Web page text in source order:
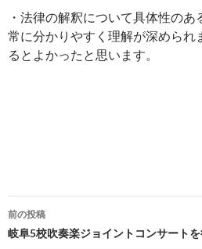
・法律の解釈について具体性の
常に分かりやすく理解が深められ
るとよかったと思います。
投
稿
前の投稿
岐阜5校吹奏楽ジョイントコンサート